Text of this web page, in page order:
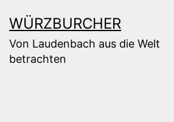
Inhalt
springen
WÜRZBURCHER
Von Laudenbach aus die Welt
betrachten